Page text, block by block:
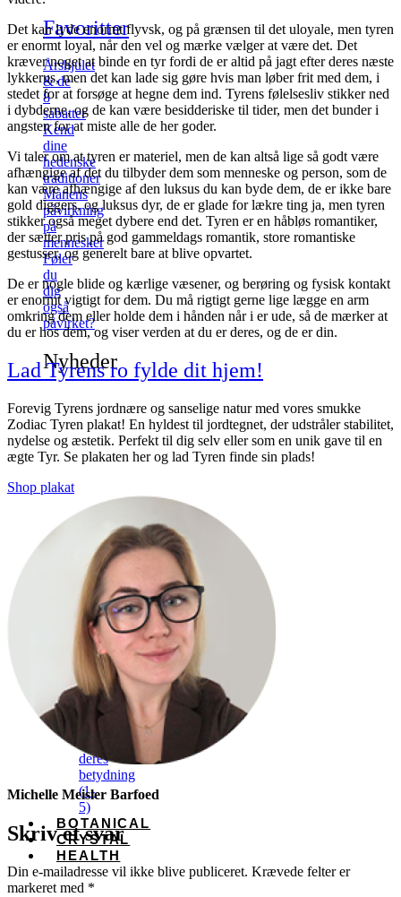
Favoritter
Årshjulet
& de
8
sabatter
Kend
dine
hedenske
traditioner
Månens
påvirkning
på
mennesker
Føler
du
dig
også
påvirket?
Nyheder
deres
betydning
(1-
5)
BOTANICAL
CRYSTAL
HEALTH
Det kan lyde enormt flyvsk, og på grænsen til det uloyale, men tyren
er enormt loyal, når den vel og mærke vælger at være det. Det
kræver noget at binde en tyr fordi de er altid på jagt efter deres næste
lykkerus, men det kan lade sig gøre hvis man løber frit med dem, i
stedet for at forsøge at hegne dem ind. Tyrens følelsesliv stikker ned
i dybderne, og de kan være besidderiske til tider, men det bunder i
angsten for at miste alle de her goder.
Vi taler om at tyren er materiel, men de kan altså lige så godt være
afhængige af det du tilbyder dem som menneske og person, som de
kan være afhængige af den luksus du kan byde dem, de er ikke bare
gold diggers, og luksus dyr, de er glade for lækre ting ja, men tyren
stikker også meget dybere end det. Tyren er en håbløs romantiker,
der sætter pris på god gammeldags romantik, store romantiske
gestusser, og generelt bare at blive opvartet.
De er nogle blide og kærlige væsener, og berøring og fysisk kontakt
er enormt vigtigt for dem. Du må rigtigt gerne lige lægge en arm
omkring dem eller holde dem i hånden når i er ude, så de mærker at
du er hos dem, og viser verden at du er deres, og de er din.
Lad Tyrens ro fylde dit hjem!
Forevig Tyrens jordnære og sanselige natur med vores smukke
Zodiac Tyren plakat! En hyldest til jordtegnet, der udstråler stabilitet,
nydelse og æstetik. Perfekt til dig selv eller som en unik gave til en
ægte Tyr. Se plakaten her og lad Tyren finde sin plads!
Shop plakat
Michelle Meisler Barfoed
Skriv et svar
Din e-mailadresse vil ikke blive publiceret. Krævede felter er
markeret med *